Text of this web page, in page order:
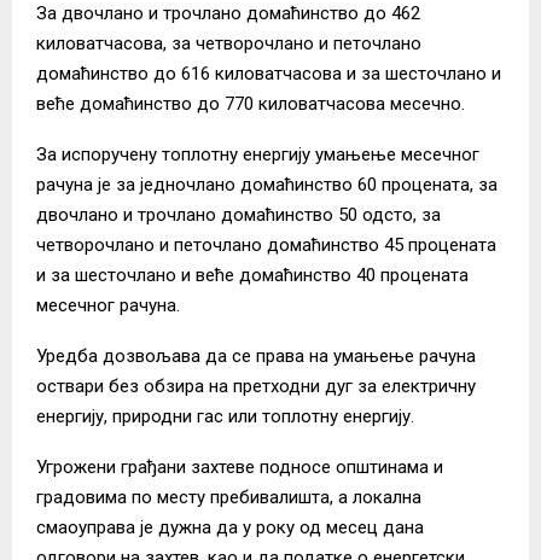
За двочлано и трочлано домаћинство до 462
киловатчасова, за четворочлано и петочлано
домаћинство до 616 киловатчасова и за шесточлано и
веће домаћинство до 770 киловатчасова месечно.
За испоручену топлотну енергију умањење месечног
рачуна је за једночлано домаћинство 60 процената, за
двочлано и трочлано домаћинство 50 одсто, за
четворочлано и петочлано домаћинство 45 процената
и за шесточлано и веће домаћинство 40 процената
месечног рачуна.
Уредба дозвољава да се права на умањење рачуна
оствари без обзира на претходни дуг за електричну
енергију, природни гас или топлотну енергију.
Угрожени грађани захтеве подносе општинама и
градовима по месту пребивалишта, а локална
смаоуправа је дужна да у року од месец дана